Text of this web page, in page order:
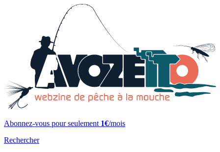
Abonnez-vous pour seulement 1€/mois
Rechercher